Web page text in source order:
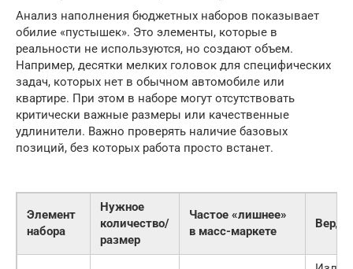
Анализ наполнения бюджетных наборов показывает
обилие «пустышек». Это элементы, которые в
реальности не используются, но создают объем.
Например, десятки мелких головок для специфических
задач, которых нет в обычном автомобиле или
квартире. При этом в наборе могут отсутствовать
критически важные размеры или качественные
удлинители. Важно проверять наличие базовых
позиций, без которых работа просто встанет.
Элемент
набора
Нужное
количество/
размер
Частое «лишнее»
в масс-маркете